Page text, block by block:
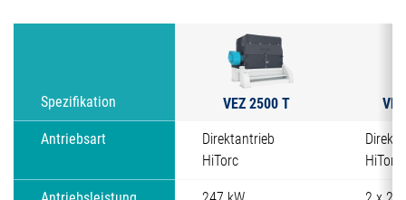
Spezifikation VEZ 2500 T
Antriebsart
Direktantrieb
HiTorc
HiTorc